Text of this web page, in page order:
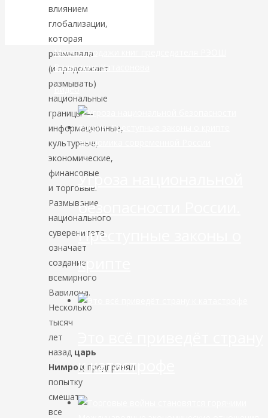
уже начался
влиянием
глобализации,
которая
размывала
(и продолжает
размывать)
национальные
границы —
информационные,
культурные,
экономические,
финансовые
и торговые.
Размывание
национального
суверенитета
означает
создание
всемирного
Вавилона.
Несколько
тысяч
лет
назад царь
Нимрод предпринял
попытку
смешать
все
Место продажи книг председателя РЭОШ
Валентина Катасонова
Видео
Экономика современной России
Угроза национальной
безопасности России.
Преступные законы о
крипте
к катастрофе